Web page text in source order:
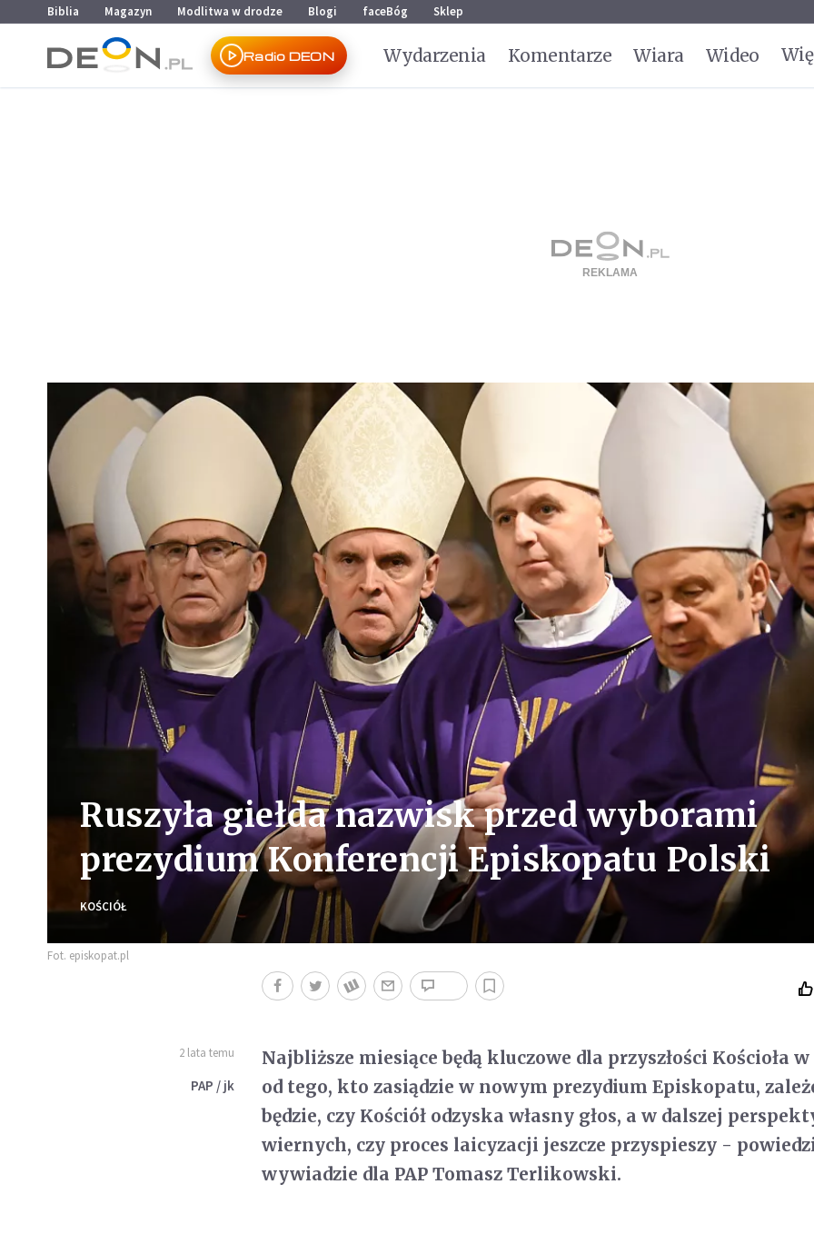
Przejdź do menu głównego
Przejdź do treści
Biblia Magazyn Modlitwa w drodze Blogi faceBóg Sklep
Radio DEON Wydarzenia Komentarze Wiara Wideo
Ruszyła giełda nazwisk przed wyborami
prezydium Konferencji Episkopatu Polski
KOŚCIÓŁ
Fot. episkopat.pl
2 lata temu
PAP / jk
Najbliższe miesiące będą kluczowe dla przyszłości Kościoła w
od tego, kto zasiądzie w nowym prezydium Episkopatu,
będzie, czy Kościół odzyska własny głos, a w dalszej
wiernych, czy proces laicyzacji jeszcze przyspieszy -
wywiadzie dla PAP Tomasz Terlikowski.